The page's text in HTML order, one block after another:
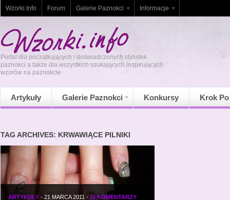
Wzorki.Info Forum Galerie Paznokci Informacje
Portal dla początkujących i doświadczonych stylistek
paznokci a także dla wszystkich szukających inspirujących
wzorów na paznokcie
Artykuły Galerie Paznokci Konkursy Krok
TAG ARCHIVES: KRWAWIĄCE PILNIKI
ARTYKUŁY - 21 MARCA 2011 - 11 KOMENTARZY